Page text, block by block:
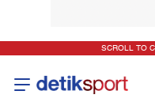
SCROLL TO